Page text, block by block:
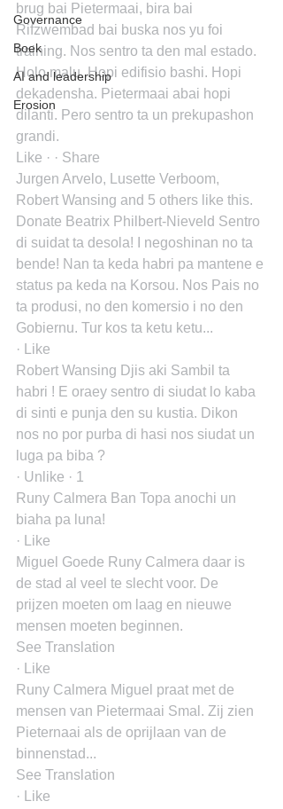
Governance
Boek
AI and leadership
Erosion
brug bai Pietermaai, bira bai
Rifzwembad bai buska nos yu foi
training. Nos sentro ta den mal estado.
Holo malu. Hopi edifisio bashi. Hopi
dekadensha. Pietermaai abai hopi
dilanti. Pero sentro ta un prekupashon
grandi.
Like · · Share
Jurgen Arvelo, Lusette Verboom,
Robert Wansing and 5 others like this.
Donate Beatrix Philbert-Nieveld Sentro
di suidat ta desola! I negoshinan no ta
bende! Nan ta keda habri pa mantene e
status pa keda na Korsou. Nos Pais no
ta produsi, no den komersio i no den
Gobiernu. Tur kos ta ketu ketu...
· Like
Robert Wansing Djis aki Sambil ta
habri ! E oraey sentro di siudat lo kaba
di sinti e punja den su kustia. Dikon
nos no por purba di hasi nos siudat un
luga pa biba ?
· Unlike · 1
Runy Calmera Ban Topa anochi un
biaha pa luna!
· Like
Miguel Goede Runy Calmera daar is
de stad al veel te slecht voor. De
prijzen moeten om laag en nieuwe
mensen moeten beginnen.
See Translation
· Like
Runy Calmera Miguel praat met de
mensen van Pietermaai Smal. Zij zien
Pieternaai als de oprijlaan van de
binnenstad...
See Translation
· Like